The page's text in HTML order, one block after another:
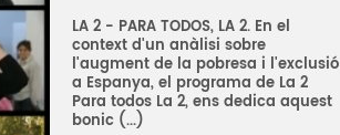
LA 2 - PARA TODOS, LA 2. En el
context d'un anàlisi sobre
l'augment de la pobresa i l'exclusió
a Espanya, el programa de La 2
Para todos La 2, ens dedica aquest
bonic (...)